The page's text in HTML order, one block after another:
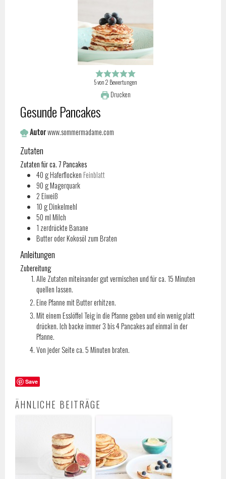
5von2 Bewertungen
Drucken
Gesunde Pancakes
Autorwww.sommermadame.com
Zutaten
Zutaten für ca. 7 Pancakes
40 gHaferflocken Feinblatt
90 gMagerquark
2 Eiweiß
10 gDinkelmehl
50 ml Milch
1 zerdrückte Banane
Butter oder Kokosöl zum Braten
Anleitungen
Zubereitung
Alle Zutaten miteinander gut vermischen und für ca. 15 Minuten
quellen lassen.
Eine Pfanne mit Butter erhitzen.
Mit einem Esslöffel Teig in die Pfanne geben und ein wenig platt
drücken. Ich backe immer 3 bis 4 Pancakes auf einmal in der
Pfanne.
Von jeder Seite ca. 5 Minuten braten.
Save
ÄHNLICHE BEITRÄGE